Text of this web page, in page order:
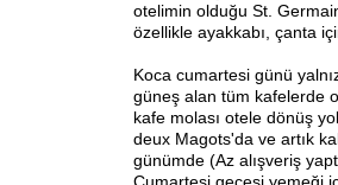
otelimin olduğu St.
özellikle ayakkabı, çanta
Koca cumartesi günü
güneş alan tüm kafelerde
kafe molası otele dönüş
deux Magots'da ve artık
günümde (Az alışveriş